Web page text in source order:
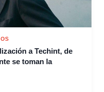
a Techint, de
se toman la